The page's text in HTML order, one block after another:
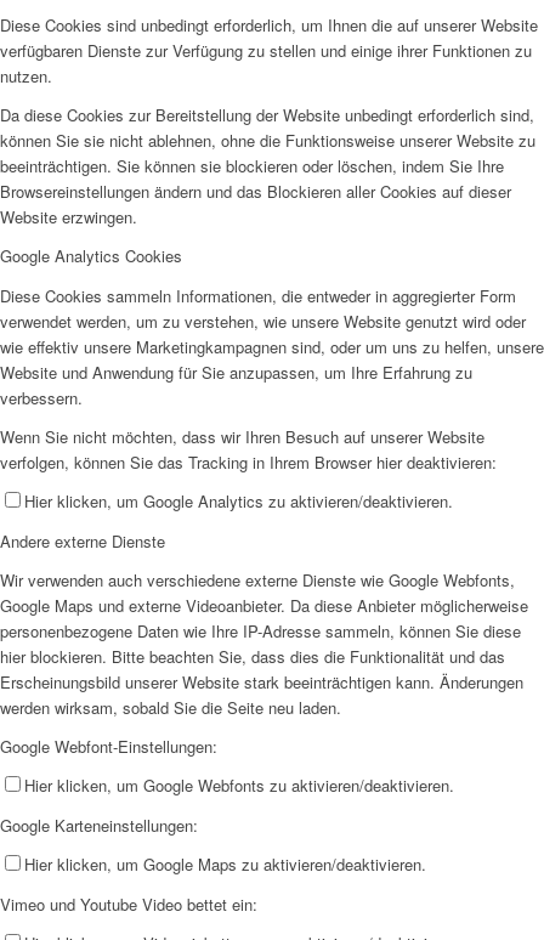
Diese Cookies sind unbedingt erforderlich, um Ihnen die auf unserer Website
verfügbaren Dienste zur Verfügung zu stellen und einige ihrer Funktionen zu
nutzen.
Da diese Cookies zur Bereitstellung der Website unbedingt erforderlich sind,
können Sie sie nicht ablehnen, ohne die Funktionsweise unserer Website zu
beeinträchtigen. Sie können sie blockieren oder löschen, indem Sie Ihre
Browsereinstellungen ändern und das Blockieren aller Cookies auf dieser
Website erzwingen.
Google Analytics Cookies
Diese Cookies sammeln Informationen, die entweder in aggregierter Form
verwendet werden, um zu verstehen, wie unsere Website genutzt wird oder
wie effektiv unsere Marketingkampagnen sind, oder um uns zu helfen, unsere
Website und Anwendung für Sie anzupassen, um Ihre Erfahrung zu
verbessern.
Wenn Sie nicht möchten, dass wir Ihren Besuch auf unserer Website
verfolgen, können Sie das Tracking in Ihrem Browser hier deaktivieren:
Hier klicken, um Google Analytics zu aktivieren/deaktivieren.
Andere externe Dienste
Wir verwenden auch verschiedene externe Dienste wie Google Webfonts,
Google Maps und externe Videoanbieter. Da diese Anbieter möglicherweise
personenbezogene Daten wie Ihre IP-Adresse sammeln, können Sie diese
hier blockieren. Bitte beachten Sie, dass dies die Funktionalität und das
Erscheinungsbild unserer Website stark beeinträchtigen kann. Änderungen
werden wirksam, sobald Sie die Seite neu laden.
Google Webfont-Einstellungen:
Hier klicken, um Google Webfonts zu aktivieren/deaktivieren.
Google Karteneinstellungen:
Hier klicken, um Google Maps zu aktivieren/deaktivieren.
Vimeo und Youtube Video bettet ein: